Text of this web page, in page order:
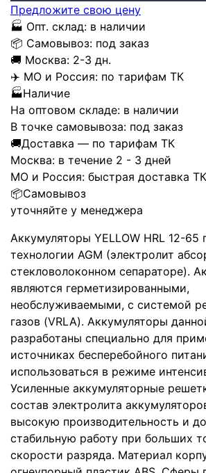
Предложите свою цену
🏭 Опт. склад: в наличии
📦 Самовывоз: под заказ
🚚 Москва: 2-3 дн.
✈️ МО и Россия: по тарифам ТК
🏭Наличие
На оптовом складе: в наличии
В точке самовывоза: под заказ
🚚Доставка — по тарифам ТК
Москва: в течение 2 - 3 дней
МО и Россия: быстрая доставка ТК
📦Самовывоз
уточняйте у менеджера
Аккумуляторы YELLOW HRL 12-65
технологии AGM (электролит
стекловолоконном сепараторе).
являются герметизированными,
необслуживаемыми, с системой
газов (VRLA). Аккумуляторы
разработаны специально для
источниках бесперебойного
использоваться в режиме
Усиленные аккумуляторные
состав электролита
высокую производительность и
стабильную работу при больших
скорости разряда. Материал